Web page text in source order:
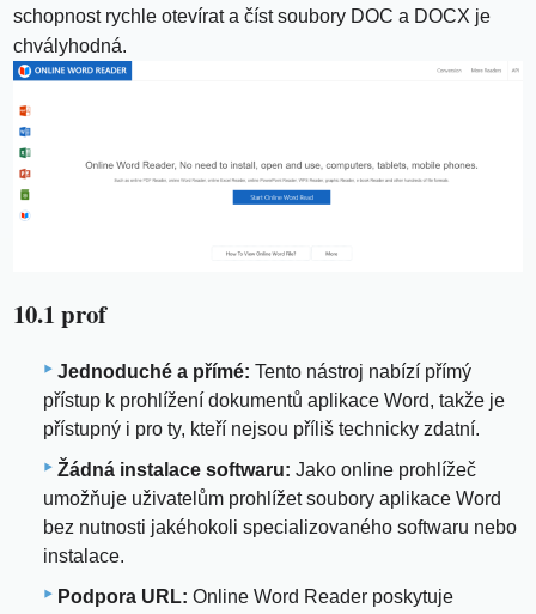
schopnost rychle otevírat a číst soubory DOC a DOCX je
chvályhodná.
10.1 prof
Jednoduché a přímé: Tento nástroj nabízí přímý
přístup k prohlížení dokumentů aplikace Word, takže je
přístupný i pro ty, kteří nejsou příliš technicky zdatní.
Žádná instalace softwaru: Jako online prohlížeč
umožňuje uživatelům prohlížet soubory aplikace Word
bez nutnosti jakéhokoli specializovaného softwaru nebo
instalace.
Podpora URL: Online Word Reader poskytuje